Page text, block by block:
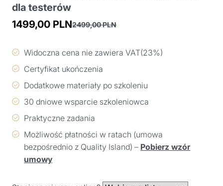
dla testerów
2499,00PLN
cena
2499,00 PLN.
1499,00 PLN
cena
1499,00 PLN.
Widoczna cena nie zawiera VAT(23%)
Certyfikat ukończenia
Dodatkowe materiały po szkoleniu
30 dniowe wsparcie szkoleniowca
Praktyczne zadania
Możliwość płatności w ratach (umowa
bezpośrednio z Quality Island) – Pobierz wzór
umowy